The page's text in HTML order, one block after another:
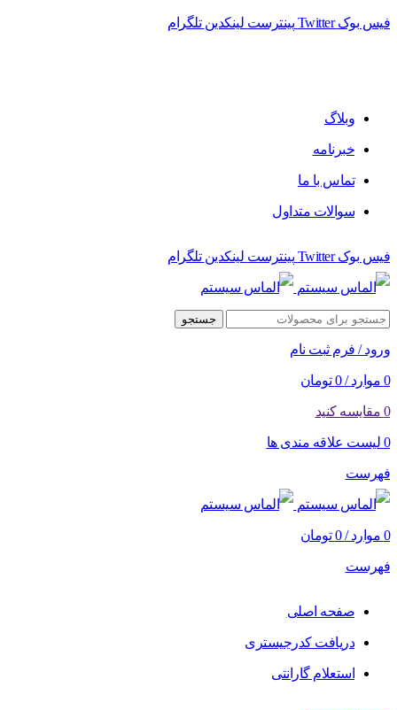
فیس بوک Twitter پینترست لینکدین تلگرام
وبلاگ
خبرنامه
تماس با ما
سوالات متداول
فیس بوک Twitter پینترست لینکدین تلگرام
جستجو
ورود / فرم ثبت نام
0 موارد /
0 تومان
0 مقایسه کنید
0 لیست علاقه مندی ها
فهرست
0 موارد /
0 تومان
فهرست
صفحه اصلی
دریافت کدرجیستری
استعلام گارانتی